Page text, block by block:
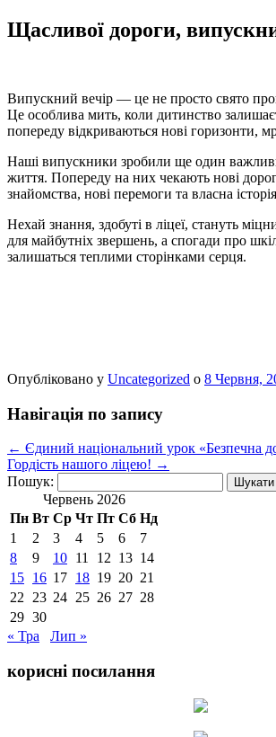
Щасливої дороги,
Випускний вечір — це не просто свято
Це особлива мить, коли дитинство
попереду відкриваються нові горизонти,
Наші випускники зробили ще один
життя. Попереду на них чекають нові
знайомства, нові перемоги та власна
Нехай знання, здобуті в ліцеї, стануть
для майбутніх звершень, а спогади про
залишаться теплими сторінками серця.
Опубліковано у Uncategorized о 8 Червня,
Навігація по запису
← Єдиний національний урок «Безпечна
Гордість нашого ліцею! →
Пошук:
Червень 2026
Пн Вт Ср Чт Пт Сб Нд
1
2 3 4 5 6
7
8
9 10 11 12 13 14
15 16 17 18 19 20 21
22
23 24 25 26 27 28
29 30
« Тра
Лип »
корисні посилання